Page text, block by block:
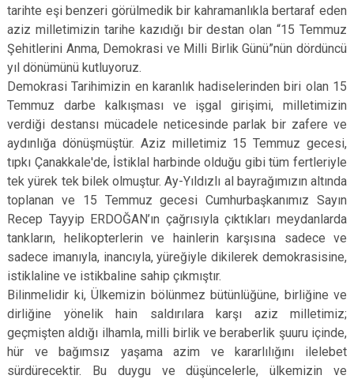
tarihte eşi benzeri görülmedik bir kahramanlıkla bertaraf eden
aziz milletimizin tarihe kazıdığı bir destan olan “15 Temmuz
Şehitlerini Anma, Demokrasi ve Milli Birlik Günü”nün dördüncü
yıl dönümünü kutluyoruz.
Demokrasi Tarihimizin en karanlık hadiselerinden biri olan 15
Temmuz darbe kalkışması ve işgal girişimi, milletimizin
verdiği destansı mücadele neticesinde parlak bir zafere ve
aydınlığa dönüşmüştür. Aziz milletimiz 15 Temmuz gecesi,
tıpkı Çanakkale'de, İstiklal harbinde olduğu gibi tüm fertleriyle
tek yürek tek bilek olmuştur. Ay-Yıldızlı al bayrağımızın altında
toplanan ve 15 Temmuz gecesi Cumhurbaşkanımız Sayın
Recep Tayyip ERDOĞAN’ın çağrısıyla çıktıkları meydanlarda
tankların, helikopterlerin ve hainlerin karşısına sadece ve
sadece imanıyla, inancıyla, yüreğiyle dikilerek demokrasisine,
istiklaline ve istikbaline sahip çıkmıştır.
Bilinmelidir ki, Ülkemizin bölünmez bütünlüğüne, birliğine ve
dirliğine yönelik hain saldırılara karşı aziz milletimiz;
geçmişten aldığı ilhamla, milli birlik ve beraberlik şuuru içinde,
hür ve bağımsız yaşama azim ve kararlılığını ilelebet
sürdürecektir. Bu duygu ve düşüncelerle, ülkemizin ve